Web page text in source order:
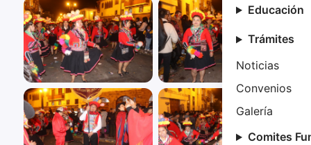
Educación
Trámites
Noticias
Convenios
Galería
Comites